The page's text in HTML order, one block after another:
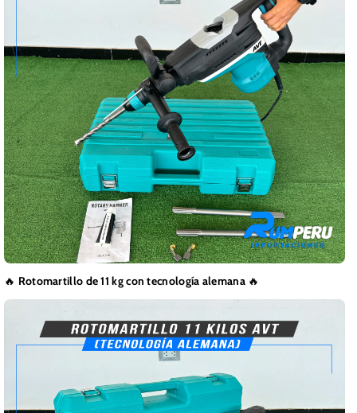
🔥 Rotomartillo de 11 kg con tecnología alemana🔥